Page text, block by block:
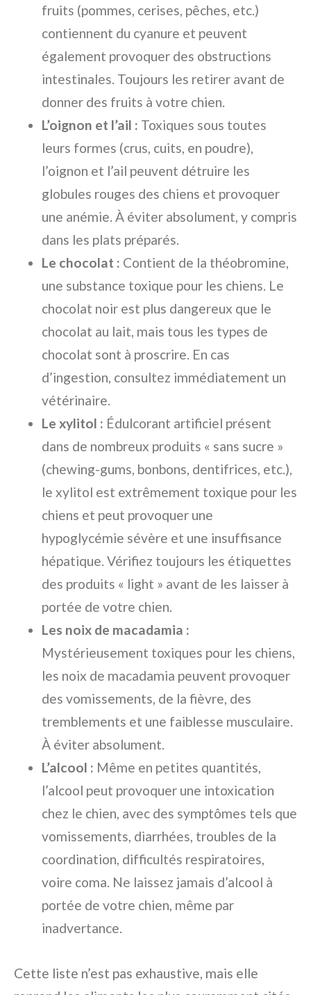
fruits (pommes, cerises, pêches, etc.)
contiennent du cyanure et peuvent
également provoquer des obstructions
intestinales. Toujours les retirer avant de
donner des fruits à votre chien.
L’oignon et l’ail : Toxiques sous toutes
leurs formes (crus, cuits, en poudre),
l’oignon et l’ail peuvent détruire les
globules rouges des chiens et provoquer
une anémie. À éviter absolument, y compris
dans les plats préparés.
Le chocolat : Contient de la théobromine,
une substance toxique pour les chiens. Le
chocolat noir est plus dangereux que le
chocolat au lait, mais tous les types de
chocolat sont à proscrire. En cas
d’ingestion, consultez immédiatement un
vétérinaire.
Le xylitol : Édulcorant artificiel présent
dans de nombreux produits « sans sucre »
(chewing-gums, bonbons, dentifrices, etc.),
le xylitol est extrêmement toxique pour les
chiens et peut provoquer une
hypoglycémie sévère et une insuffisance
hépatique. Vérifiez toujours les étiquettes
des produits « light » avant de les laisser à
portée de votre chien.
Les noix de macadamia :
Mystérieusement toxiques pour les chiens,
les noix de macadamia peuvent provoquer
des vomissements, de la fièvre, des
tremblements et une faiblesse musculaire.
À éviter absolument.
L’alcool : Même en petites quantités,
l’alcool peut provoquer une intoxication
chez le chien, avec des symptômes tels que
vomissements, diarrhées, troubles de la
coordination, difficultés respiratoires,
voire coma. Ne laissez jamais d’alcool à
portée de votre chien, même par
inadvertance.
Cette liste n’est pas exhaustive, mais elle